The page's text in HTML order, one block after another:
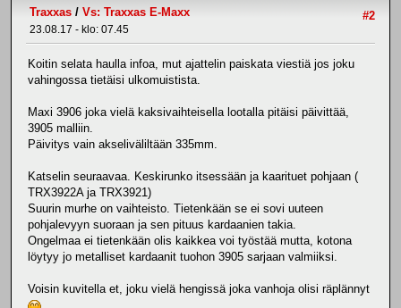
#2
Traxxas / Vs: Traxxas E-Maxx
23.08.17 - klo: 07.45
Koitin selata haulla infoa, mut ajattelin paiskata viestiä jos joku
vahingossa tietäisi ulkomuistista.
Maxi 3906 joka vielä kaksivaihteisella lootalla pitäisi päivittää,
3905 malliin.
Päivitys vain akseliväliltään 335mm.
Katselin seuraavaa. Keskirunko itsessään ja kaarituet pohjaan (
TRX3922A ja TRX3921)
Suurin murhe on vaihteisto. Tietenkään se ei sovi uuteen
pohjalevyyn suoraan ja sen pituus kardaanien takia.
Ongelmaa ei tietenkään olis kaikkea voi työstää mutta, kotona
löytyy jo metalliset kardaanit tuohon 3905 sarjaan valmiiksi.
Voisin kuvitella et, joku vielä hengissä joka vanhoja olisi räplännyt